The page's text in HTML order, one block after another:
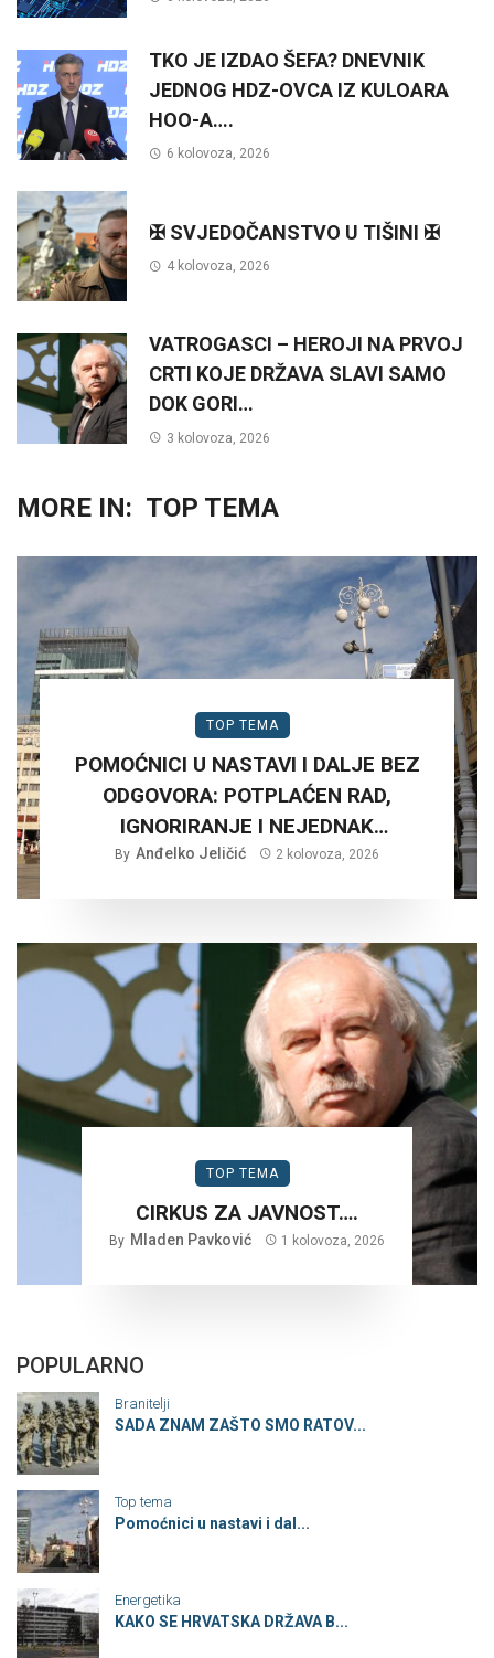
TKO JE IZDAO ŠEFA? DNEVNIK
JEDNOG HDZ-OVCA IZ KULOARA
HOO-A….
6 kolovoza, 2026
✠ SVJEDOČANSTVO U TIŠINI ✠
4 kolovoza, 2026
VATROGASCI – HEROJI NA PRVOJ
CRTI KOJE DRŽAVA SLAVI SAMO
DOK GORI…
3 kolovoza, 2026
MORE IN: TOP TEMA
TOP TEMA
POMOĆNICI U NASTAVI I DALJE BEZ
ODGOVORA: POTPLAĆEN RAD,
IGNORIRANJE I NEJEDNAK
TRETMAN…
By Anđelko Jeličić 2 kolovoza, 2026
TOP TEMA
CIRKUS ZA JAVNOST….
By Mladen Pavković 1 kolovoza, 2026
POPULARNO
Branitelji
SADA ZNAM ZAŠTO SMO RATOV...
Top tema
Pomoćnici u nastavi i dal...
Energetika
KAKO SE HRVATSKA DRŽAVA B...